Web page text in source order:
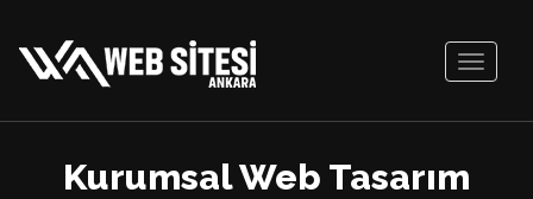
Toggle
Kurumsal Web Tasarım